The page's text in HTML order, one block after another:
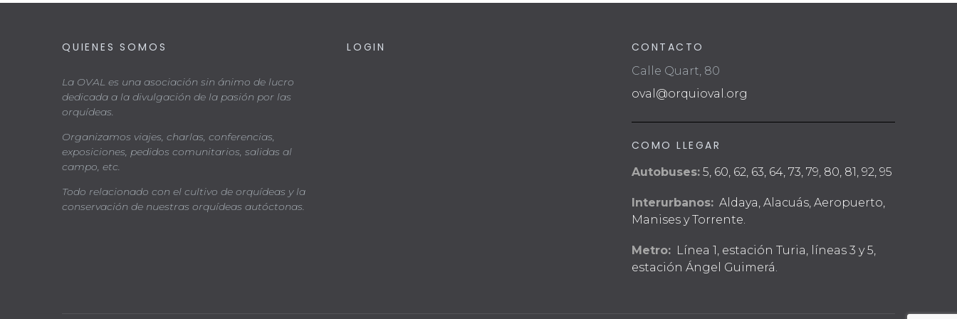
QUIENES SOMOS
La OVAL es una asociación sin ánimo de lucro
dedicada a la divulgación de la pasión por las
orquídeas.
Organizamos viajes, charlas, conferencias,
exposiciones, pedidos comunitarios, salidas al
campo, etc.
Todo relacionado con el cultivo de orquídeas y la
conservación de nuestras orquídeas autóctonas.
LOGIN CONTACTO
Calle Quart, 80
oval@orquioval.org
COMO LLEGAR
Autobuses: 5, 60, 62, 63, 64, 73, 79, 80, 81, 92, 95
Interurbanos: Aldaya, Alacuás, Aeropuerto,
Manises y Torrente.
Metro: Línea 1, estación Turia, líneas 3 y 5,
estación Ángel Guimerá.